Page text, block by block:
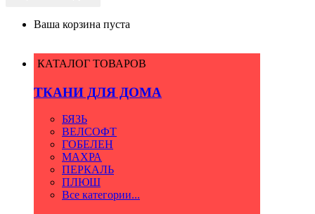
Ваша корзина пуста
КАТАЛОГ ТОВАРОВ
ТКАНИ ДЛЯ ДОМА
БЯЗЬ
ВЕЛСОФТ
ГОБЕЛЕН
МАХРА
ПЕРКАЛЬ
ПЛЮШ
Все категории...